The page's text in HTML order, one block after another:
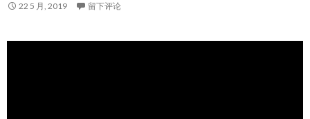
22 5 月, 2019 留下评论